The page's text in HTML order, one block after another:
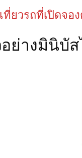
ที่ยวรถที่เปิดจ
ย่างมินิบัส